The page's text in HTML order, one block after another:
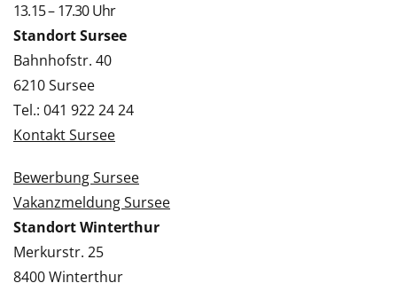
13.15 – 17.30 Uhr
Standort Sursee
Bahnhofstr. 40
6210 Sursee
Tel.: 041 922 24 24
Kontakt Sursee
Bewerbung Sursee
Vakanzmeldung Sursee
Standort Winterthur
Merkurstr. 25
8400 Winterthur